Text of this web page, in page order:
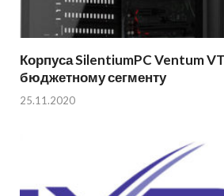
Корпуса SilentiumPC Ventum
бюджетному сегменту
25.11.2020